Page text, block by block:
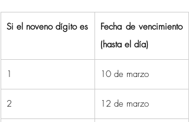
Si el noveno dígito es
Fecha de vencimiento
(hasta el día)
1 10 de marzo
2 12 de marzo